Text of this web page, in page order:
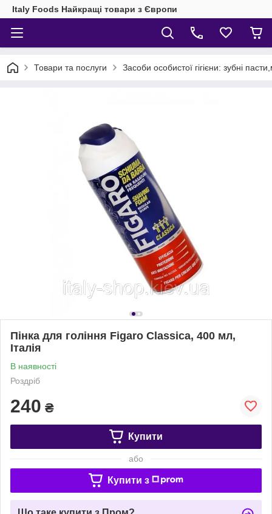
Italy Foods Найкращі товари з Європи
Товари та послуги Засоби особистої гігієни: зубні
Пінка для гоління Figaro Classica, 400 мл,
Італія
В наявності
Роздріб
240 ₴
Купити
або
Купити з